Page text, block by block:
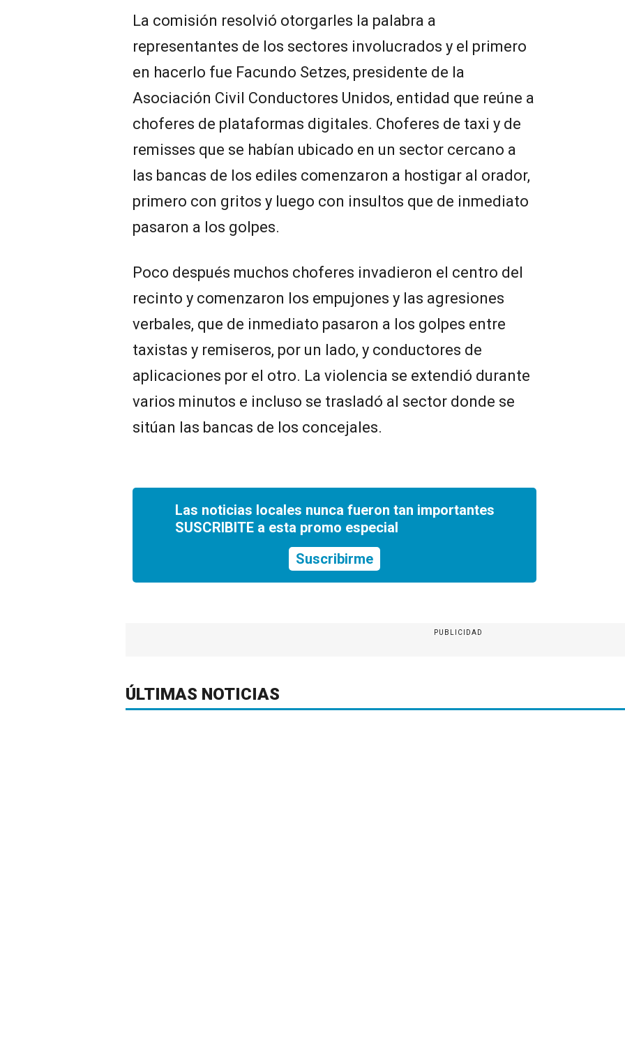
La comisión resolvió otorgarles la palabra a
representantes de los sectores involucrados y el primero
en hacerlo fue Facundo Setzes, presidente de la
Asociación Civil Conductores Unidos, entidad que reúne a
choferes de plataformas digitales. Choferes de taxi y de
remisses que se habían ubicado en un sector cercano a
las bancas de los ediles comenzaron a hostigar al orador,
primero con gritos y luego con insultos que de inmediato
pasaron a los golpes.
Poco después muchos choferes invadieron el centro del
recinto y comenzaron los empujones y las agresiones
verbales, que de inmediato pasaron a los golpes entre
taxistas y remiseros, por un lado, y conductores de
aplicaciones por el otro. La violencia se extendió durante
varios minutos e incluso se trasladó al sector donde se
sitúan las bancas de los concejales.
Las noticias locales nunca fueron tan importantes
SUSCRIBITE a esta promo especial
Suscribirme
PUBLICIDAD
ÚLTIMAS NOTICIAS